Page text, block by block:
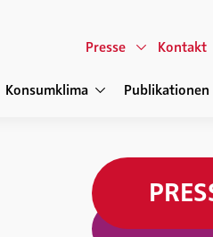
Konsumklima Publikationen
Presse Kontakt